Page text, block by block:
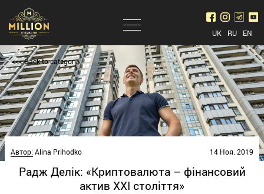
UK RU EN
<<< Back to category
Автор:Alina Prihodko 14 Ноя. 2019
Радж Делік: «Криптовалюта – фінансовий
актив XXI століття»